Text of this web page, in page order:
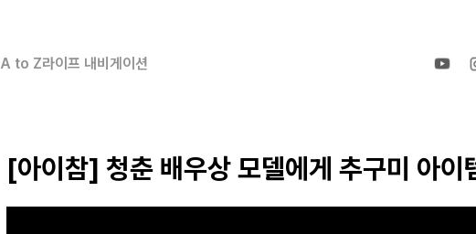
A to Z라이프 내비게이션
[아이참] 청춘 배우상 모델에게 추구미 아이